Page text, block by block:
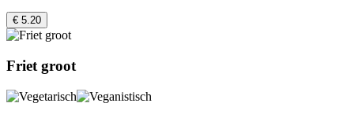
€ 5.20
Friet groot